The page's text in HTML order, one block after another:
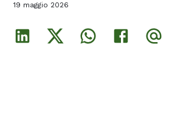
19 maggio 2026
19 maggio 2026
19 maggio 2026